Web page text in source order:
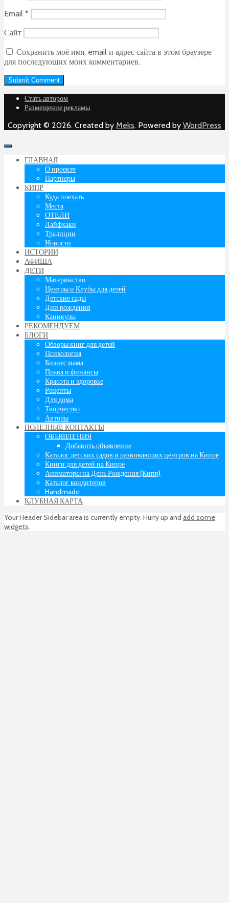
Email *
Сайт
Сохранить моё имя, email и адрес сайта в этом браузере
для последующих моих комментариев.
Стать автором
Размещение рекламы
Copyright © 2026. Created by Meks. Powered by WordPress
ГЛАВНАЯ
О проекте
Партнеры
КИПР
Куда поехать
Места
ОТЕЛИ
Лайфхаки
Традиции
Новости
ИСТОРИИ
АФИША
ДЕТИ
Материнство
Центры и Клубы для детей
Детские сады
Дни рождения
Каникулы
РЕКОМЕНДУЕМ
БЛОГИ
Обзоры книг для детей
Психология
Бизнес мама
Права и финансы
Красота и здоровье
Рецепты
Для дома
Творчество
Авторы
ПОЛЕЗНЫЕ КОНТАКТЫ
ОБЪЯВЛЕНИЯ
Добавить объявление
Каталог детских садов и развивающих центров на Кипре
Книги для детей на Кипре
Аниматоры на День Рождения (Кипр)
Каталог кондитеров
Handmade
КЛУБНАЯ КАРТА
Your Header Sidebar area is currently empty. Hurry up and add some
widgets.